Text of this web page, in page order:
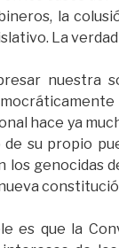
la
La
nuestra
hace ya
su propio
los genocidas
es que la